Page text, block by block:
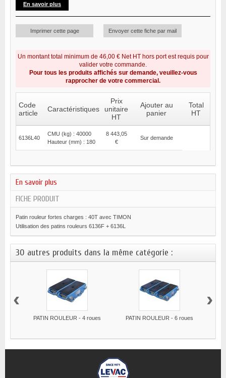
En savoir plus
Imprimer cette page Envoyer cette fiche par mail
Un montant total minimum de 46,00 € Net HT hors port est requis pour
valider votre commande.
Pour tous les produits affichés sur demande, veuillez-vous
rapprocher de votre commercial.
Code
article
Caractéristiques
Prix
unitaire
HT
Ajouter au
panier
Total
HT
6136L40
CMU (kg) : 40000
Hauteur (mm) : 180
8 443,05
€
Sur demande
En savoir plus
FICHE PRODUIT
Patin rouleur fortes charges : 40T avec TIMON
Utilisation des patins rouleurs 6136F + 6136L
30 autres produits dans la même catégorie :
PATIN ROULEUR - 4 roues PATIN ROULEUR - 6 roues
‹ ›